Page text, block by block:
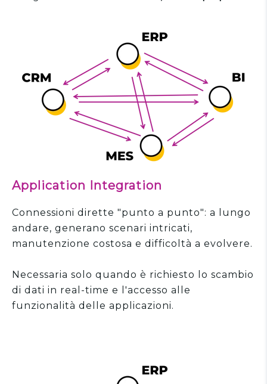
Application Integration
Connessioni dirette "punto a punto": a lungo
andare, generano scenari intricati,
manutenzione costosa e difficoltà a evolvere.
Necessaria solo quando è richiesto lo scambio
di dati in real-time e l'accesso alle
funzionalità delle applicazioni.